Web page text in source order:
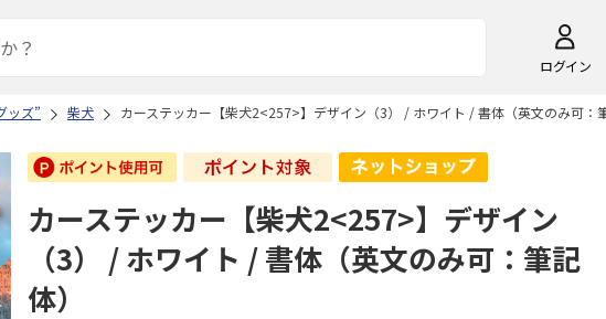
ログイン
ッズ” 柴犬 カーステッカー【柴犬2<257>】デザイン（3） / ホワイト / 書体（英文のみ可：筆
カーステッカー【柴犬2<257>】デザイン
（3） / ホワイト / 書体（英文のみ可：筆記
体）